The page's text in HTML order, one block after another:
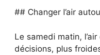
## Changer l’air
Le samedi matin,
décisions, plus